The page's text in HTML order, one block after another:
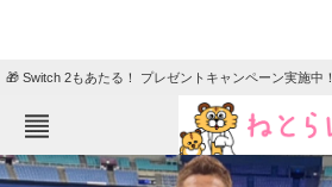
🎁 Switch 2もあたる！ プレゼントキャンペーン実施中！
ねとらぼメニュー